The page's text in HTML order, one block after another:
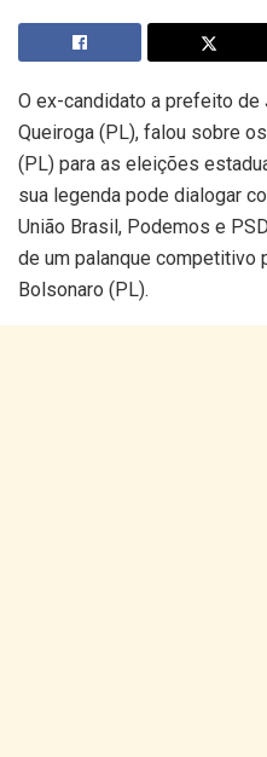
O ex-candidato a prefeito
Queiroga (PL), falou sobre
(PL) para as eleições
sua legenda pode dialogar
União Brasil, Podemos e
de um palanque competitivo
Bolsonaro (PL).